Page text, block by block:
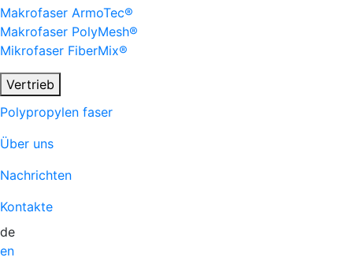
Makrofaser ArmoTec®
Makrofaser PolyMesh®
Mikrofaser FiberMix®
Vertrieb
Polypropylen faser
Über uns
Nachrichten
Kontakte
de
en